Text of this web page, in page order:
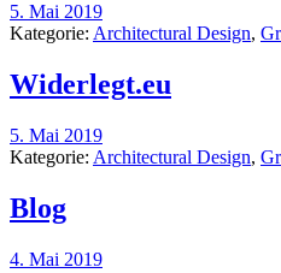
5. Mai 2019
Kategorie: Architectural Design,
Widerlegt.eu
5. Mai 2019
Kategorie: Architectural Design,
Blog
4. Mai 2019